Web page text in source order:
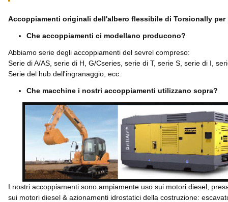
Accoppiamenti originali dell'albero flessibile di Torsionally per
Che accoppiamenti ci modellano producono?
Abbiamo serie degli accoppiamenti del sevrel compreso:
Serie di A/AS, serie di H, G/Cseries, serie di T, serie S, serie di I,
Serie del hub dell'ingranaggio, ecc.
Che macchine i nostri accoppiamenti utilizzano sopra?
I nostri accoppiamenti sono ampiamente uso sui motori diesel,
sui motori diesel & azionamenti idrostatici della costruzione: